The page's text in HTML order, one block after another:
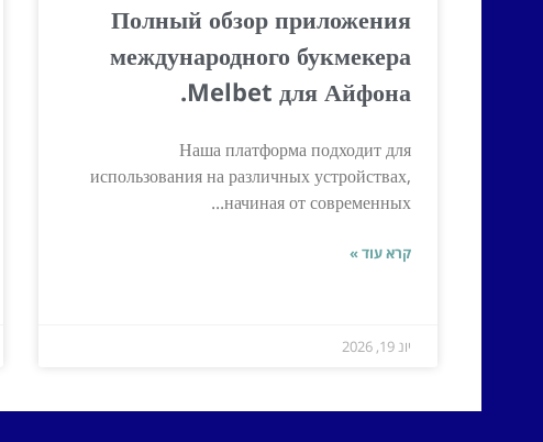
Полный обзор приложения
международного букмекера
Melbet для Айфона.
Наша платформа подходит для
использования на различных устройствах,
начиная от современных...
קרא עוד »
יונ 19, 2026